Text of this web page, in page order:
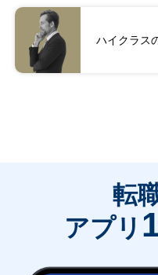
ハイクラス
転
アプリ